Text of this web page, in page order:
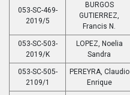
053-SC-469-
2019/5
BURGOS
GUTIERREZ,
Francis N.
053-SC-503-
2019/K
LOPEZ, Noelia
Sandra
053-SC-505-
2109/1
PEREYRA, Claudio
Enrique